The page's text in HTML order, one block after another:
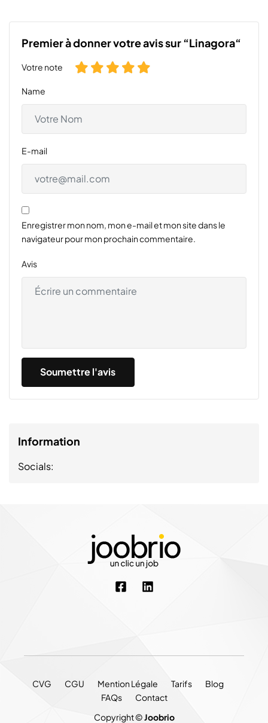
Premier à donner votre avis sur “Linagora“
Votre note
Name
E-mail
Enregistrer mon nom, mon e-mail et mon site dans le
navigateur pour mon prochain commentaire.
Avis
Information
Socials:
CVG CGU Mention Légale Tarifs
Blog
FAQs
Contact
Copyright ©Joobrio